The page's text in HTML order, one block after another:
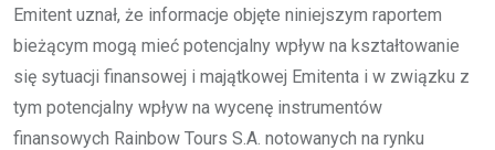
Emitent uznał, że informacje objęte niniejszym raportem
bieżącym mogą mieć potencjalny wpływ na kształtowanie
się sytuacji finansowej i majątkowej Emitenta i w związku z
tym potencjalny wpływ na wycenę instrumentów
finansowych Rainbow Tours S.A. notowanych na rynku